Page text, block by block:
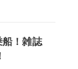
船！雑誌